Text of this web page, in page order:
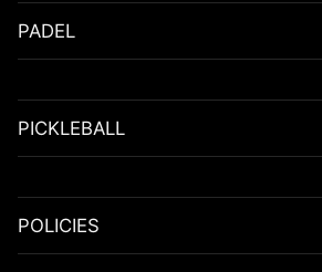
PADEL
PICKLEBALL
POLICIES